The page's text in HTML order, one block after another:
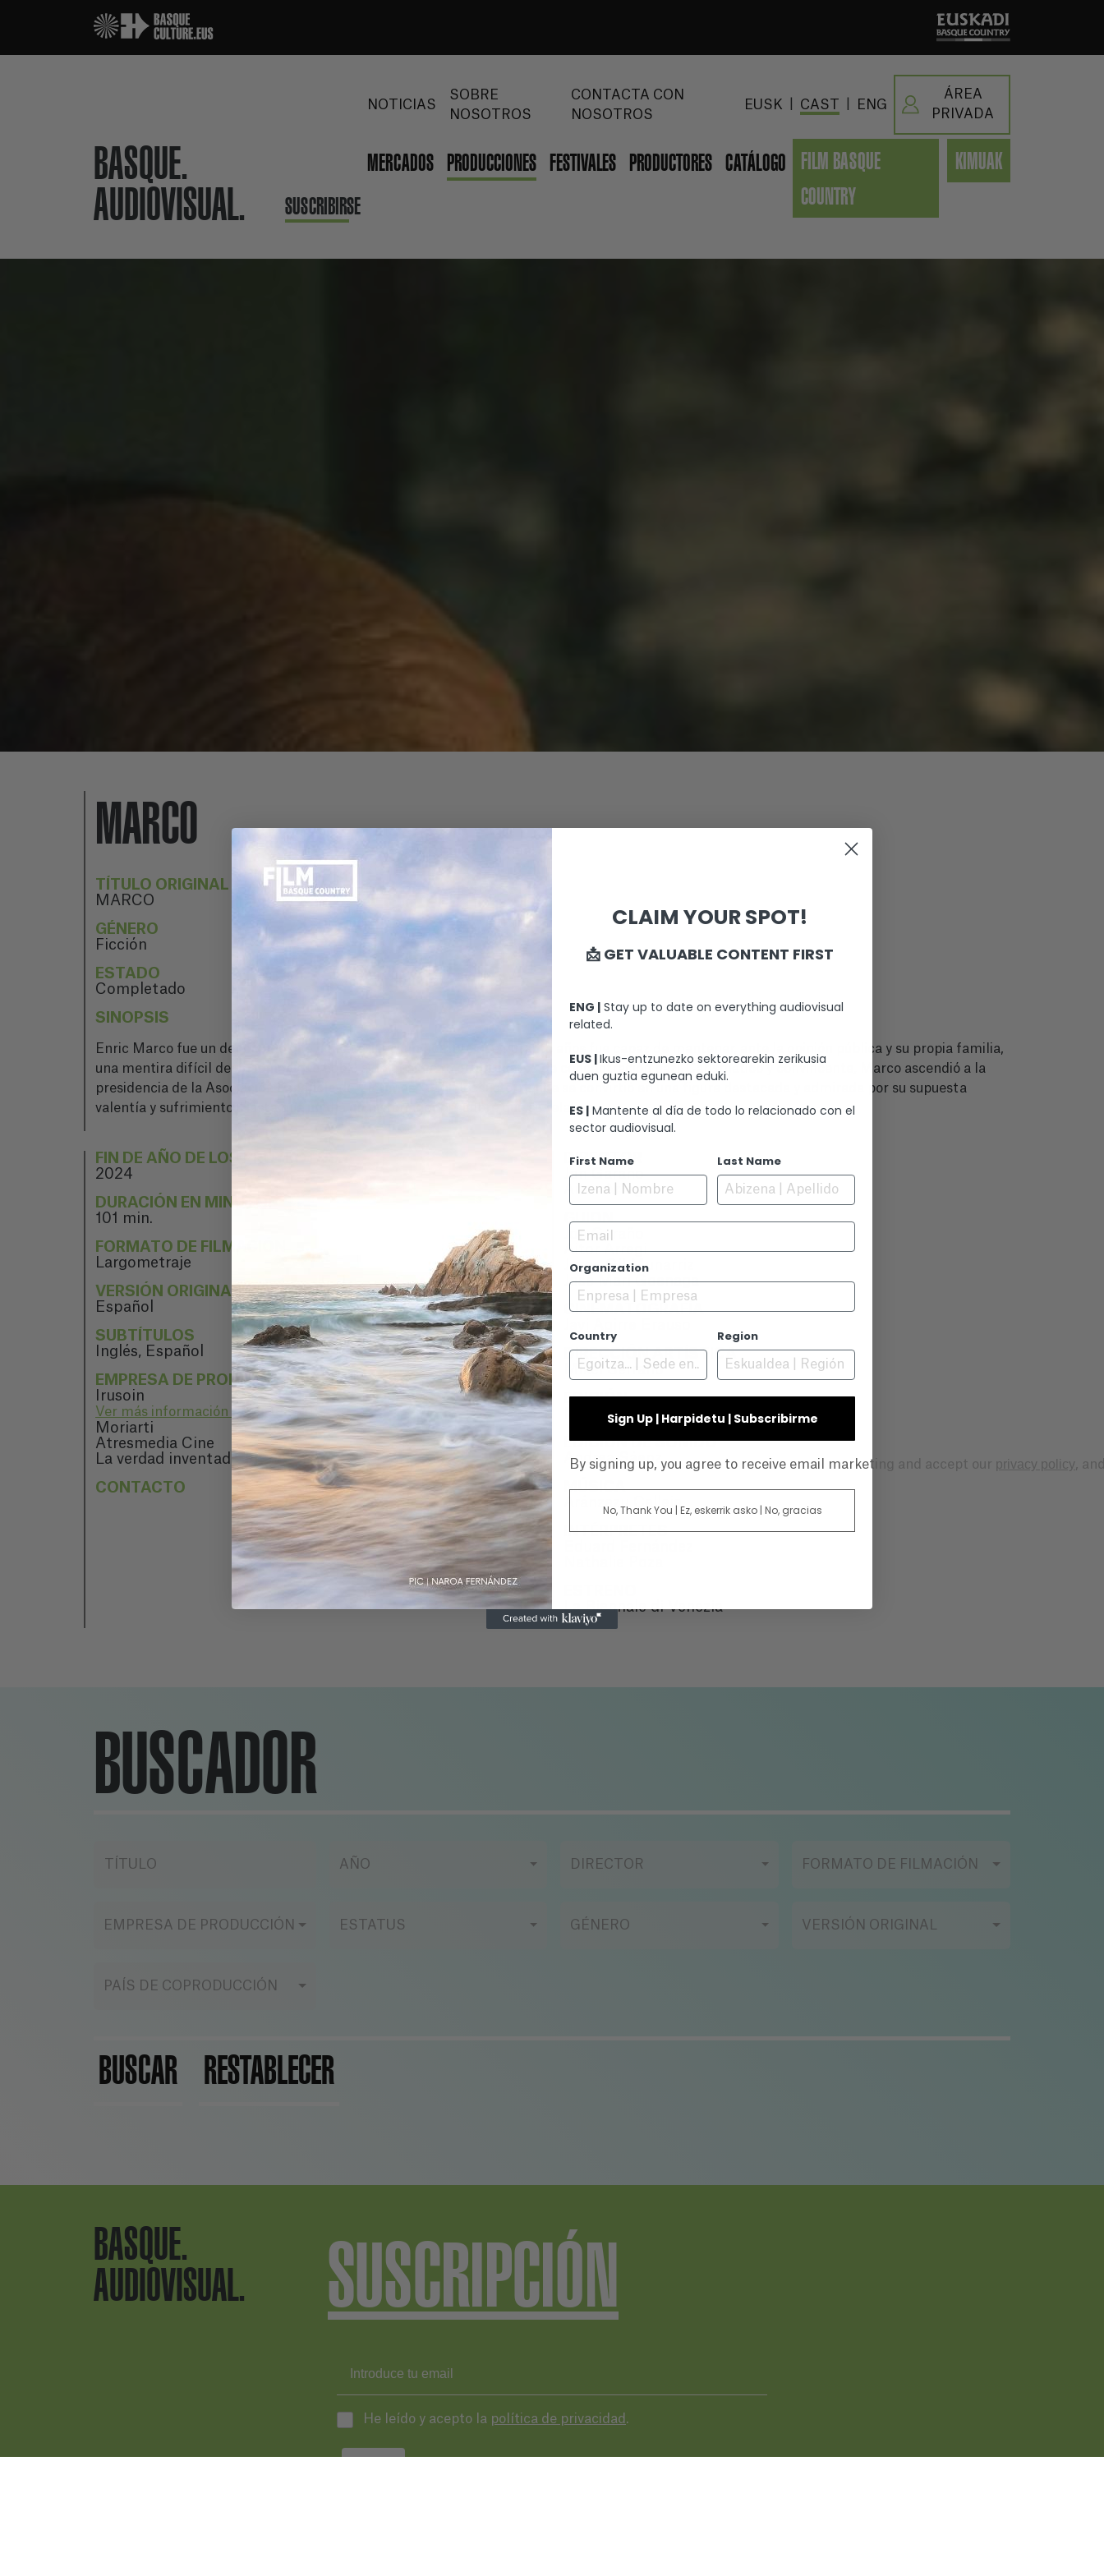
BASQUE.
AUDIOVISUAL.
SUSCRIBIRSE
NOTICIAS
SOBRE
NOSOTROS
CONTACTA CON
NOSOTROS
EUSK CAST ENG
ÁREA
PRIVADA
MERCADOS PRODUCCIONES FESTIVALES PRODUCTORES CATÁLOGO
FILM BASQUE
COUNTRY
KIMUAK
MARCO
TÍTULO ORIGINAL
MARCO
GÉNERO
Ficción
ESTADO
Completado
SINOPSIS
Enric Marco fue un deportado que nunca existió, un hombre que durante años fue capaz de mantener, ante la opinión pública y su propia familia,
una mentira difícil de imaginar: que había sido prisionero en un campo de concentración nazi. Carismático y convincente, Marco ascendió a la
presidencia de la Asociación Española de Víctimas del Holocausto, donde se convirtió en una figura destacada y admirada por su supuesta
valentía y sufrimiento. Hasta que un día un historiador descubre que su relato e
FIN DE AÑO DE LOS PROYECTOS
2024
DURACIÓN EN MINUTOS
101 min.
FORMATO DE FILMACIÓN
Largometraje
VERSIÓN ORIGINAL
Español
SUBTÍTULOS
Inglés, Español
EMPRESA DE PRODUCCIÓN
Irusoin
Ver más información sobre Irusoin
Moriarti
Atresmedia Cine
La verdad inventada AIE
CONTACTO
DIRECTOR
Jon Garaño
Aitor Arregi
GUION
Jon Garaño
Aitor Arregi
Jorge Gil Munarriz
Jose Mari Goenaga
CINEMATOGRAFÍA
DIRECCIÓN ARTÍSTICA
Mikel Serrano
EDICIÓN
Maialen Sarasua Oliden
EDICIÓN DE SONIDO
Andrea Sáenz
MÚSICA
Aránzazu Calleja
INTÉRPRETES
La Biennale di Venezia
BUSCADOR
TÍTULO AÑO DIRECTOR FORMATO DE FILMACIÓN
EMPRESA DE PRODUCCIÓN ESTATUS GÉNERO VERSIÓN ORIGINAL
PAÍS DE COPRODUCCIÓN
BUSCAR RESTABLECER
BASQUE.
AUDIOVISUAL.
SUSCRIPCIÓN
He leído y acepto la política de privacidad .
CLAIM YOUR SPOT!
📩 GET VALUABLE CONTENT FIRST
ENG | Stay up to date on everything audiovisual
related.
EUS |Ikus-entzunezko sektorearekin zerikusia
duen guztia egunean eduki.
ES | Mantente al día de todo lo relacionado con el
sector audiovisual.
First Name Last Name
Email
Organization
Country Region
Sign Up | Harpidetu | Subscribirme
By signing up, you agree to receive email marketing and accept our privacy policy,
No, Thank You | Ez, eskerrik asko | No, gracias